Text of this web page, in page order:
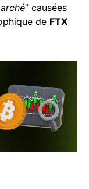
” causées
de FTX